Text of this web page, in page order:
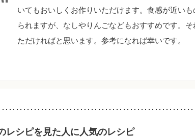
いてもおいしくお作りいただけます。食感が近い
られますが、なしやりんごなどもおすすめです。
ただければと思います。参考になれば幸いです。
レシピを見た人に人気のレシピ